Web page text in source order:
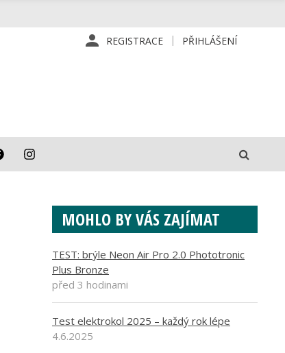
REGISTRACE PŘIHLÁŠENÍ
MOHLO BY VÁS ZAJÍMAT
TEST: brýle Neon Air Pro 2.0 Phototronic
Plus Bronze
před 3 hodinami
Test elektrokol 2025 – každý rok lépe
4.6.2025